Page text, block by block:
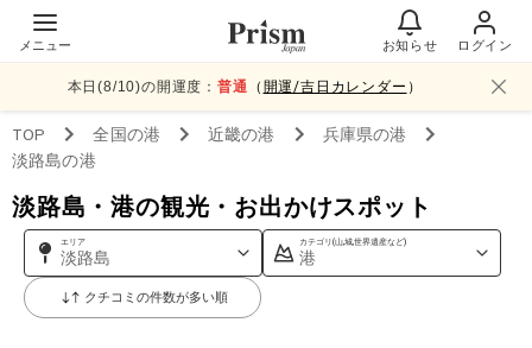
メニュー お知らせ ログイン
本日(8/10)の開運度：普通 （ 開運/吉日カレンダー ）
TOP 全国の港 近畿の港 兵庫県の港
淡路島の港
淡路島・港の観光・お出かけスポット
エリア
淡路島
カテゴリ(山,城,世界遺産など)
港
クチコミの件数が多い順